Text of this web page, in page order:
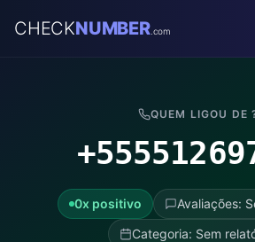
CHECKNUMBER.com
QUEM LIGOU DE
0x positivo
Avaliações:
Categoria: Sem